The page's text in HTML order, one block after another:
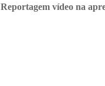
Reportagem vídeo na